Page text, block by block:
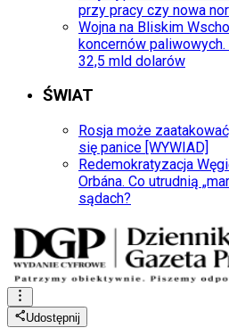
przy pracy czy nowa
Wojna na Bliskim
koncernów paliwowych.
32,5 mld dolarów
ŚWIAT
Rosja może
się panice [WYWIAD]
Redemokratyzacja
Orbána. Co utrudnią
sądach?
Udostępnij